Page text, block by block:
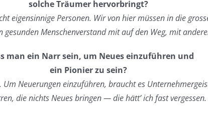
solche Träumer hervorbringt?
eigensinnige Personen. Wir von hier müssen in die
Menschenverstand mit auf den Weg, mit
man ein Narr sein, um Neues einzuführen und
ein Pionier zu sein?
Neuerungen einzuführen, braucht es
die nichts Neues bringen — die hätt’ ich fast vergessen.